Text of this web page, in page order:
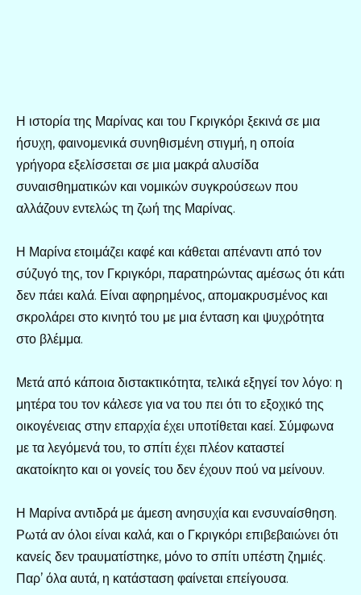
Η ιστορία της Μαρίνας και του Γκριγκόρι ξεκινά σε μια
ήσυχη, φαινομενικά συνηθισμένη στιγμή, η οποία
γρήγορα εξελίσσεται σε μια μακρά αλυσίδα
συναισθηματικών και νομικών συγκρούσεων που
αλλάζουν εντελώς τη ζωή της Μαρίνας.
Η Μαρίνα ετοιμάζει καφέ και κάθεται απέναντι από τον
σύζυγό της, τον Γκριγκόρι, παρατηρώντας αμέσως ότι κάτι
δεν πάει καλά. Είναι αφηρημένος, απομακρυσμένος και
σκρολάρει στο κινητό του με μια ένταση και ψυχρότητα
στο βλέμμα.
Μετά από κάποια διστακτικότητα, τελικά εξηγεί τον λόγο: η
μητέρα του τον κάλεσε για να του πει ότι το εξοχικό της
οικογένειας στην επαρχία έχει υποτίθεται καεί. Σύμφωνα
με τα λεγόμενά του, το σπίτι έχει πλέον καταστεί
ακατοίκητο και οι γονείς του δεν έχουν πού να μείνουν.
Η Μαρίνα αντιδρά με άμεση ανησυχία και ενσυναίσθηση.
Ρωτά αν όλοι είναι καλά, και ο Γκριγκόρι επιβεβαιώνει ότι
κανείς δεν τραυματίστηκε, μόνο το σπίτι υπέστη ζημιές.
Παρ’ όλα αυτά, η κατάσταση φαίνεται επείγουσα.